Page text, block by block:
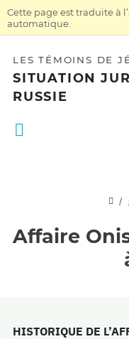
Cette page est traduite à
automatique.
LES TÉMOINS DE
SITUATION
RUSSIE
Affaire
HISTORIQUE DE